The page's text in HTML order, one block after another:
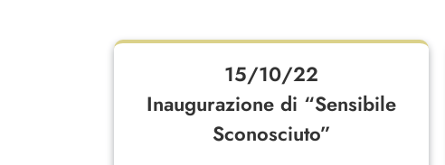
15/10/22
Inaugurazione di “Sensibile
Sconosciuto”